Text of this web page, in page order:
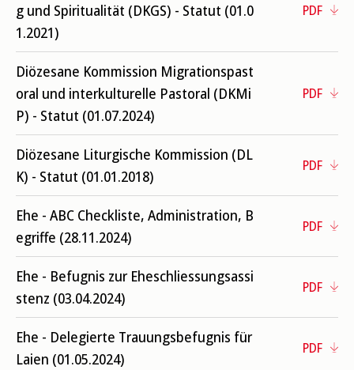
g und Spiritualität (DKGS) - Statut (01.0
1.2021)
PDF
Diözesane Kommission Migrationspast
oral und interkulturelle Pastoral (DKMi
P) - Statut (01.07.2024)
PDF
Diözesane Liturgische Kommission (DL
K) - Statut (01.01.2018)
PDF
Ehe - ABC Checkliste, Administration, B
egriffe (28.11.2024)
PDF
Ehe - Befugnis zur Eheschliessungsassi
stenz (03.04.2024)
PDF
Ehe - Delegierte Trauungsbefugnis für
Laien (01.05.2024)
PDF